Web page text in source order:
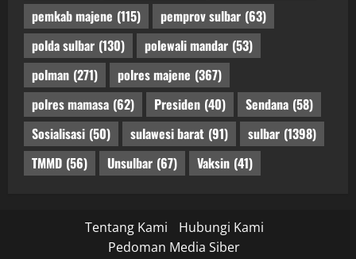
pemkab majene (115) pemprov sulbar (63)
polda sulbar (130) polewali mandar (53)
polman (271) polres majene (367)
polres mamasa (62) Presiden (40) Sendana (58)
Sosialisasi (50) sulawesi barat (91) sulbar (1398)
TMMD (56) Unsulbar (67) Vaksin (41)
Tentang Kami
Hubungi Kami
Pedoman Media Siber